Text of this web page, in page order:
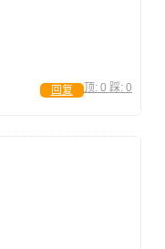
顶: 0 踩: 0
回复